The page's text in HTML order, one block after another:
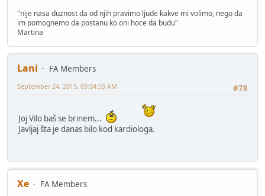
"nije nasa duznost da od njih pravimo ljude kakve mi volimo, nego da
im pomognemo da postanu ko oni hoce da budu"
Martina
Lani
FA Members
#78
September 24, 2015, 09:04:59 AM
Joj Vilo baš se brinem...
Javljaj šta je danas bilo kod kardiologa.
Xe
FA Members